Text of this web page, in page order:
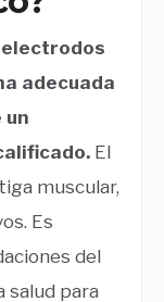
adecuada
un
El
muscular,
Es
del
salud para